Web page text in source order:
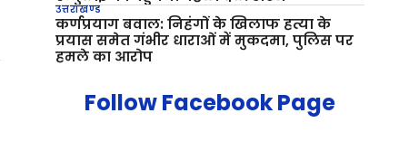
उत्तराखण्ड
कर्णप्रयाग बवाल: निहंगों के खिलाफ हत्या के
प्रयास समेत गंभीर धाराओं में मुकदमा, पुलिस पर
हमले का आरोप
Follow Facebook Page